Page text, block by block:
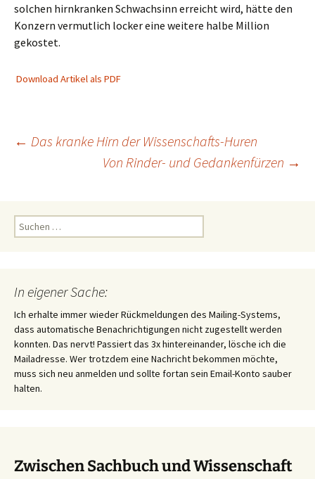
solchen hirnkranken Schwachsinn erreicht wird, hätte den
Konzern vermutlich locker eine weitere halbe Million
gekostet.
Download Artikel als PDF
Beitragsnavigation
← Das kranke Hirn der Wissenschafts-Huren
Von Rinder- und Gedankenfürzen →
Suchen
nach:
In eigener Sache:
Ich erhalte immer wieder Rückmeldungen des Mailing-Systems,
dass automatische Benachrichtigungen nicht zugestellt werden
konnten. Das nervt! Passiert das 3x hintereinander, lösche ich die
Mailadresse. Wer trotzdem eine Nachricht bekommen möchte,
muss sich neu anmelden und sollte fortan sein Email-Konto sauber
halten.
Zwischen Sachbuch und Wissenschaft